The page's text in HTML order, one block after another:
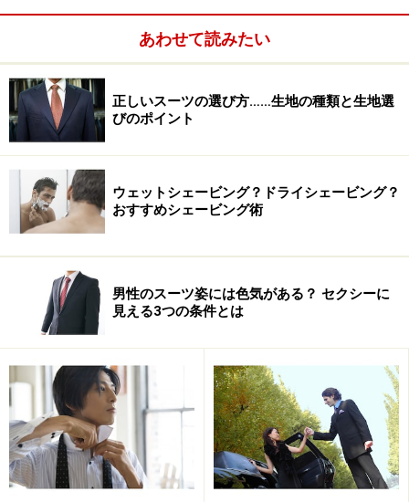
チャーチのウイングチップ
りすると、それだけで話が盛り上がるかもしれない。
「ラスト73っていいですよね～」なんて言われれば、
「コイツできるな」と思ってくれるかも。
40～50歳代にとって、
グチップは定番中の定番モデルということを頭に叩き込
んでほしい。
チゼルトウは以前からあったディテールだが、最近再び注
ロングノーズの定番化にともなって、チゼルトウという
のもこだわる男にふさわしいディテールだ。横から見る
と先端がノミのようにストンと落ちているのが特徴であ
る。英国のジョージ・クレバリーがその代表。
あわせて読みたい
正しいスーツの選び方……生地の種類と生地選
びのポイント
ウェットシェービング？ドライシェービング？
おすすめシェービング術
男性のスーツ姿には色気がある？ セクシーに
見える3つの条件とは